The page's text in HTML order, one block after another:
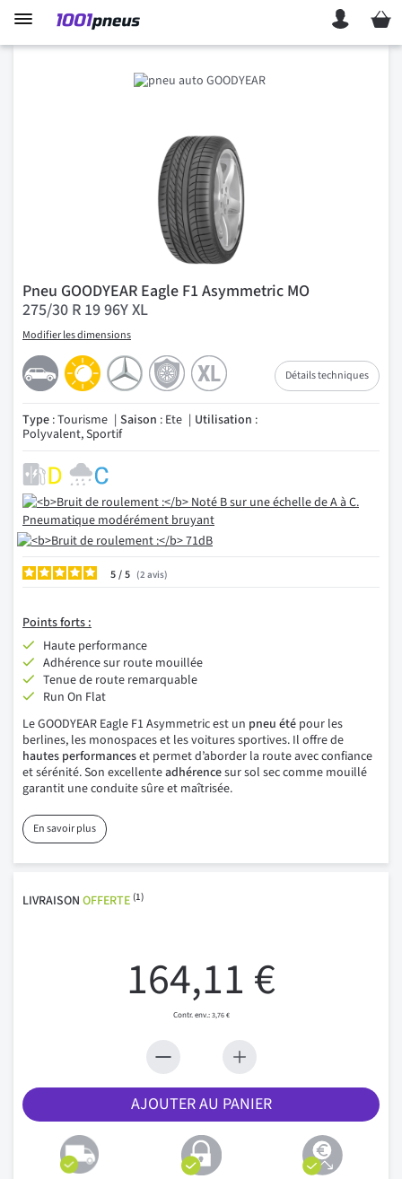
Mon
Pneu GOODYEAR Eagle F1 Asymmetric MO
275/30 R 19 96Y XL
Modifier les dimensions
Détails techniques
Type : Tourisme Saison : Ete Utilisation :
Polyvalent, Sportif
5/ 2 avis
Pointsforts :
Haute performance
Adhérence sur route mouillée
Tenue de route remarquable
Run On Flat
Le GOODYEAR Eagle F1 Asymmetric est un pneu été pour les
berlines, les monospaces et les voitures sportives. Il offre de
hautes performanceset permet d’aborder la route avec confiance
et sérénité. Son excellenteadhérencesur sol sec comme mouillé
garantit une conduite sûre et maîtrisée.
En savoir plus
LIVRAISON OFFERTE (1)
164,11 €
3,76 €
AJOUTER AU PANIER